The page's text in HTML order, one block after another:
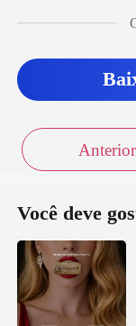
Anterior
Você deve